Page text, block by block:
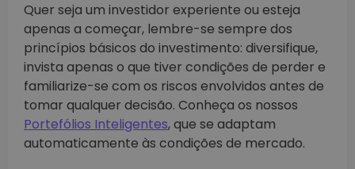
Quer seja um investidor experiente ou esteja
apenas a começar, lembre-se sempre dos
princípios básicos do investimento: diversifique,
invista apenas o que tiver condições de perder e
familiarize-se com os riscos envolvidos antes de
tomar qualquer decisão. Conheça os nossos
Portefólios Inteligentes, que se adaptam
automaticamente às condições de mercado.